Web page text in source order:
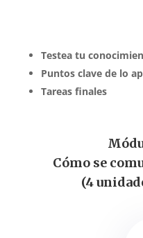
Testea tu
Puntos clave de lo
Tareas finales
Cómo se
(4